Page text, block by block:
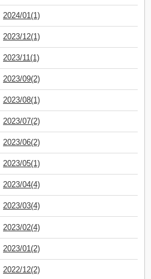
2024/01(1)
2023/12(1)
2023/11(1)
2023/09(2)
2023/08(1)
2023/07(2)
2023/06(2)
2023/05(1)
2023/04(4)
2023/03(4)
2023/02(4)
2023/01(2)
2022/12(2)